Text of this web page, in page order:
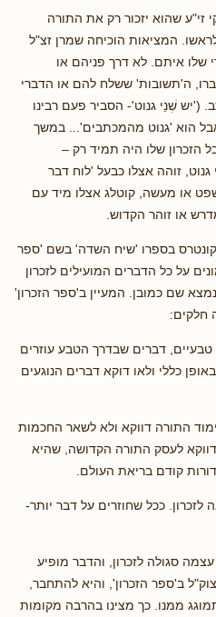
זי"ע שהוא יזכור רק את התורה
המציאות הוכיחה שמרן זצ"ל
שלו איתם. לא דרך פניהם או
ה'תשובות' ששלח להם או הדברי
('יש שְׁנֵי גנוט'- הסביר פעם רבינו
אבל הוא 'גנוט מהמכתבים'... במשך
הזכרון שלו היה תמיד רק –
זוהה אצלו כבעל 'לוח דבר
או מעשה, קוטלג אצלו מיד עם
או זוהר הקדוש.
קונטרס בספרו 'שיח השדה' בשם 'ספר
על כל הדברים המועילים לזכרון
שם כמובן. המעיין ב'ספר הזכרון'
חלקים:
טבעיים, דברים שבדרך הטבע עוזרים
כללי ולאו דוקא דברים הנוגעים
התורה דווקא ולא לשאר החכמות
לעסק התורה הקדושה, שהיא
קודם בריאת העולם.
לזכרון. ככל שחוזרים על דבר יותר-
סגולה לזכרון, והדבר מופיע
ב'ספר הזכרון', והיא להתחבר,
ממנו. כך מצינו בהרבה מקומות